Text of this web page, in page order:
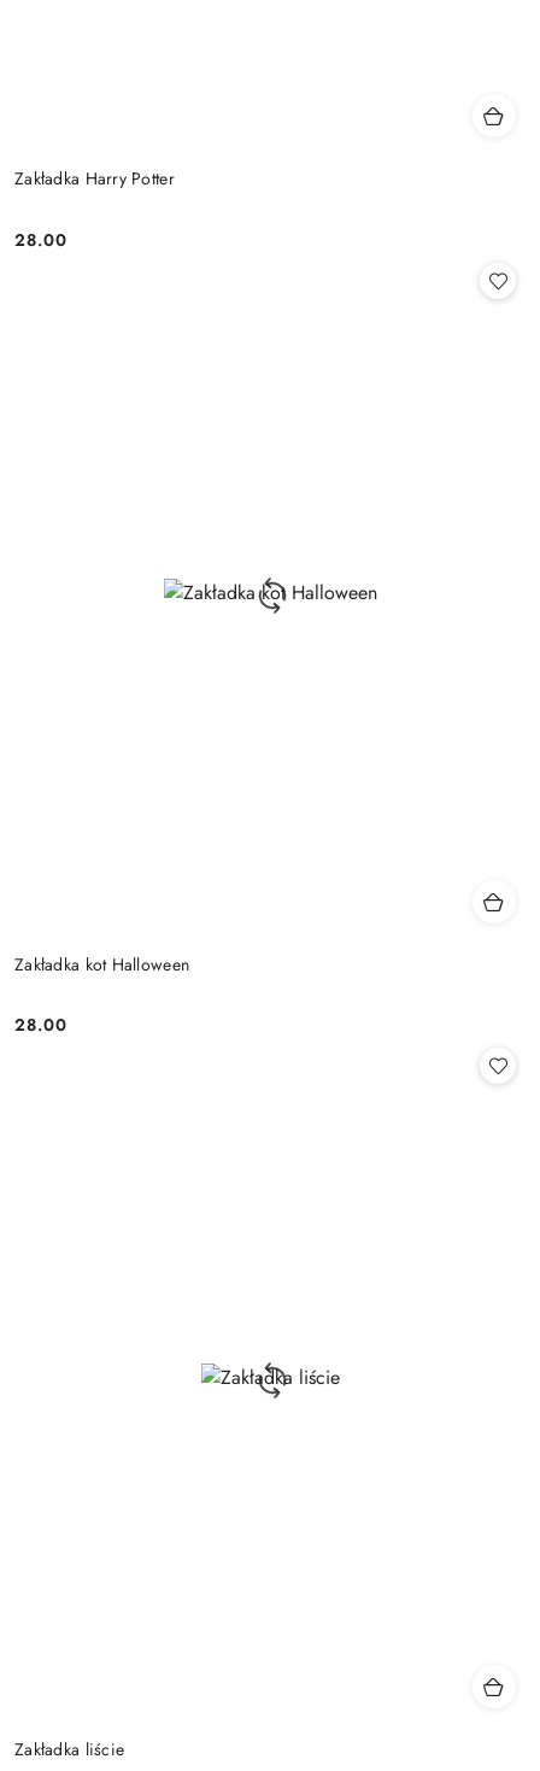
Zakładka Harry Potter
Cena:
28.00
Zakładka kot Halloween
Cena:
28.00
Zakładka liście